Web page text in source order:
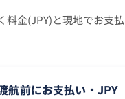
金(JPY)と現地でお支
航前にお支払い・JPY